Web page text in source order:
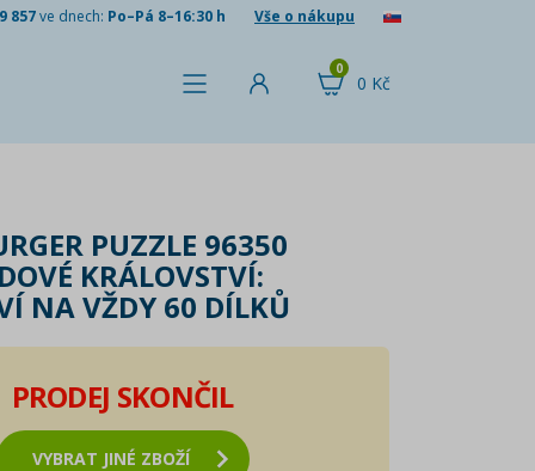
857ve dnech: Po–Pá 8–16:30 h Vše o nákupu
0 Kč
0
PUZZLE 96350
KRÁLOVSTVÍ:
NA VŽDY 60 DÍLKŮ
PRODEJ SKONČIL
VYBRAT JINÉ ZBOŽÍ